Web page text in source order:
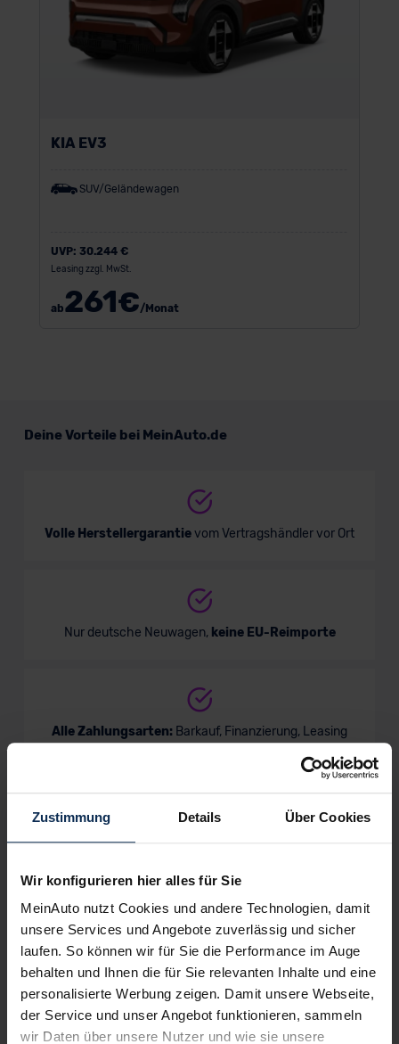
Zustimmung Details Über Cookies
Wir konfigurieren hier alles für Sie
MeinAuto nutzt Cookies und andere Technologien, damit
unsere Services und Angebote zuverlässig und sicher
laufen. So können wir für Sie die Performance im Auge
behalten und Ihnen die für Sie relevanten Inhalte und eine
personalisierte Werbung zeigen. Damit unsere Webseite,
der Service und unser Angebot funktionieren, sammeln
wir Daten über unsere Nutzer und wie sie unsere
KIA EV3
SUV/Geländewagen
UVP: 30.244 €
Leasing zzgl. MwSt.
ab261€/Monat
Deine Vorteile bei MeinAuto.de
Volle Herstellergarantievom Vertragshändler vor Ort
Nur deutsche Neuwagen, keine EU-Reimporte
Alle Zahlungsarten: Barkauf, Finanzierung, Leasing
Wir sind stolz auf eine hohe
Kundenzufriedenheit!
MeinAuto.de hat langjährige Erfahrungen auf dem
Neuwagenmarkt in Deutschland. Unsere Kunden haben
dadurch ihr Wunschauto zum Top-Rabatt erhalten und